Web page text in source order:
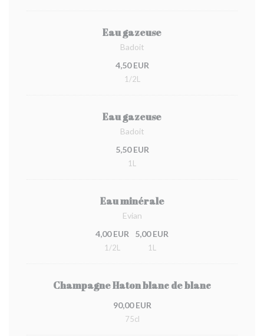
Eau gazeuse
Badoit
4,50 EUR
1/2L
Eau gazeuse
Badoit
5,50 EUR
1L
Eau minérale
Evian
4,00 EUR
1/2L
5,00 EUR
1L
Champagne Haton blanc de blanc
90,00 EUR
75cl